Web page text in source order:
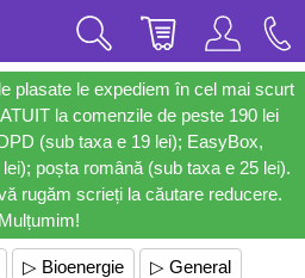
plasate le expediem în cel mai scurt
la comenzile de peste 190 lei
(sub taxa e 19 lei); EasyBox,
poșta română (sub taxa e 25 lei).
rugăm scrieți la căutare reducere.
Mulțumim!
▷ Bioenergie ▷ General